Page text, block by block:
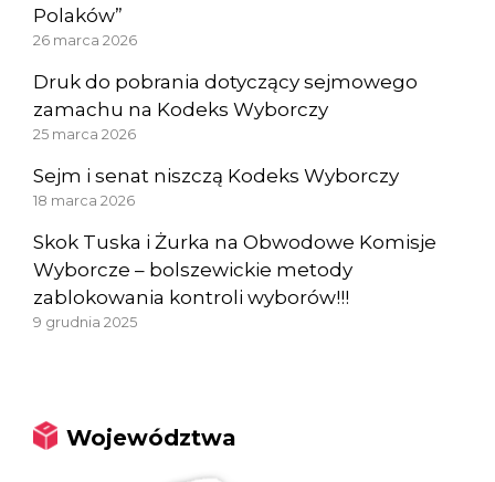
Polaków”
26 marca 2026
Druk do pobrania dotyczący sejmowego
zamachu na Kodeks Wyborczy
25 marca 2026
Sejm i senat niszczą Kodeks Wyborczy
18 marca 2026
Skok Tuska i Żurka na Obwodowe Komisje
Wyborcze – bolszewickie metody
zablokowania kontroli wyborów!!!
9 grudnia 2025
Województwa